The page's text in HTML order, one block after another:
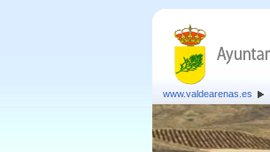
www.valdearenas.es